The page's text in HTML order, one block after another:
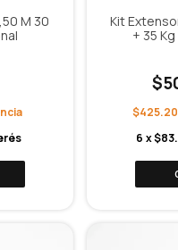
M 30
Kit
+ 35
6 x